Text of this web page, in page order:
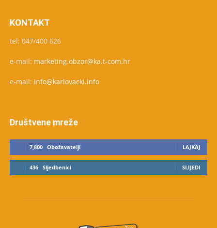
KONTAKT
tel: 047/400 626
e-mail: marketing.obzor@ka.t-com.hr
e-mail: info@karlovacki.info
Društvene mreže
7,800 Obožavatelji LAJKAJ
436 Sljedbenici SLIJEDI